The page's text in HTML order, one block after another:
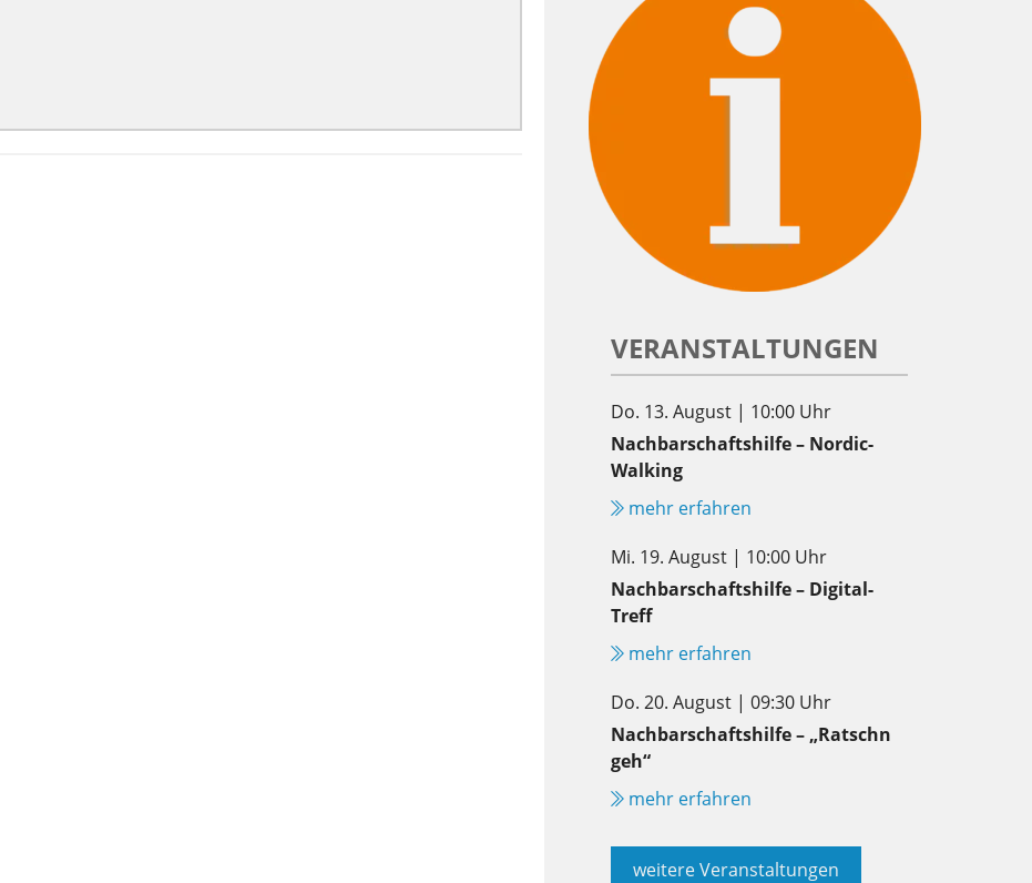
VERANSTALTUNGEN
Do. 13. August | 10:00 Uhr
Nachbarschaftshilfe – Nordic-
Walking
mehr erfahren
Mi. 19. August | 10:00 Uhr
Nachbarschaftshilfe – Digital-
Treff
mehr erfahren
Do. 20. August | 09:30 Uhr
Nachbarschaftshilfe – „Ratschn
geh“
mehr erfahren
weitere Veranstaltungen